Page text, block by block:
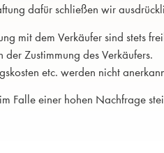
dafür schließen wir
mit dem Verkäufer sind stets
Zustimmung des Verkäufers.
etc. werden nicht
Falle einer hohen Nachfrage